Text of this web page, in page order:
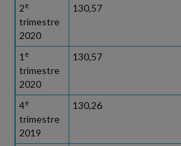
2e
trimestre
2020
130,57
1 e
trimestre
2020
130,57
4e
trimestre
2019
130,26